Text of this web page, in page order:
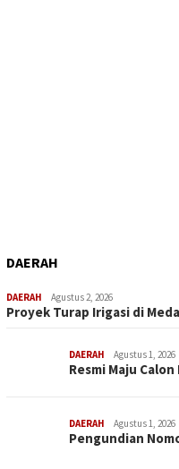
DAERAH
DAERAH Agustus 2, 2026
Proyek Turap Irigasi di
DAERAH Agustus 1, 2026
Resmi Maju
DAERAH Agustus 1, 2026
Pengundian